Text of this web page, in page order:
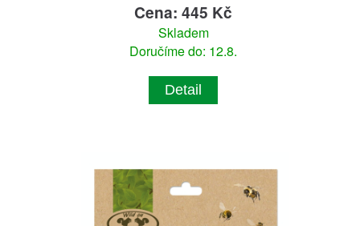
Cena: 445 Kč
Skladem
Doručíme do: 12.8.
Detail